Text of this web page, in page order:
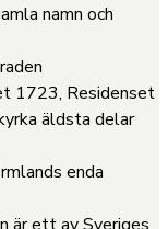
namn och
1723, Residenset
äldsta delar
enda